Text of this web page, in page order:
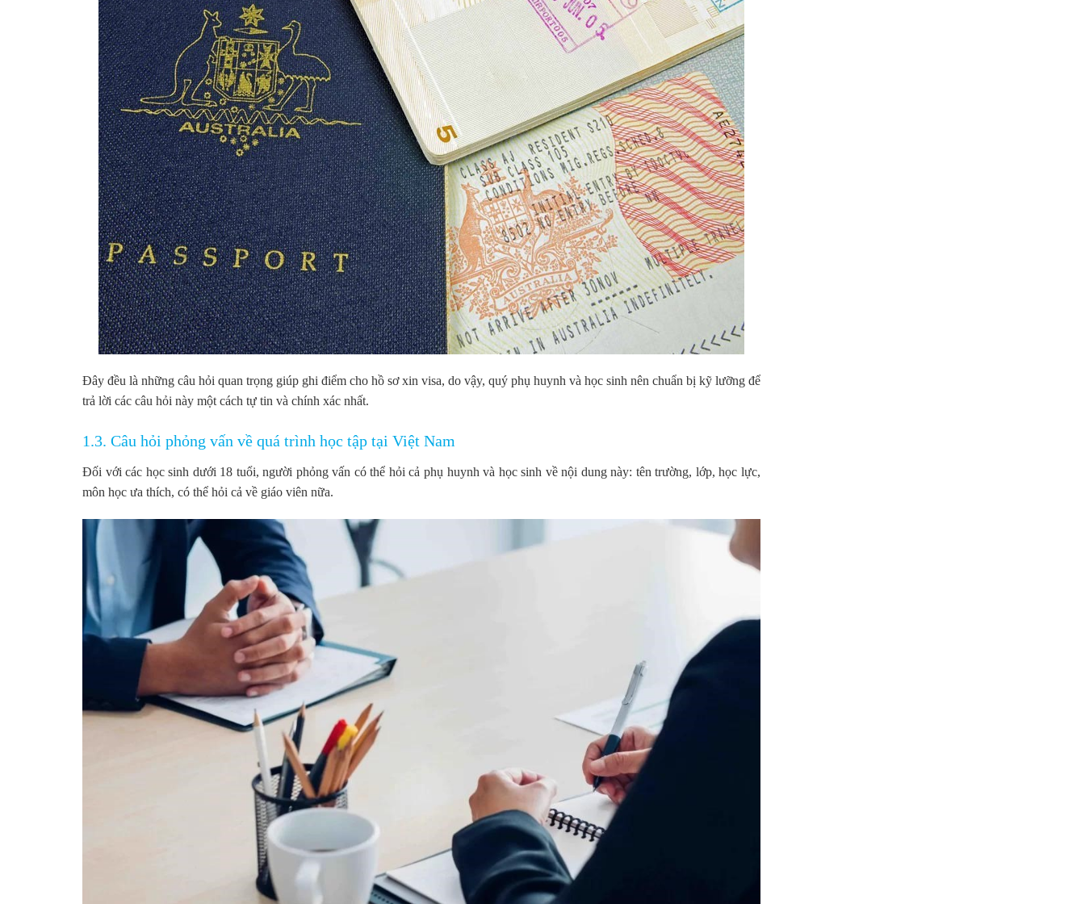
Đây đều là những câu hỏi quan trọng giúp ghi điểm cho hồ sơ xin visa, do vậy, quý phụ huynh và học sinh nên chuẩn bị kỹ lưỡng để
trả lời các câu hỏi này một cách tự tin và chính xác nhất.
1.3. Câu hỏi phỏng vấn về quá trình học tập tại Việt Nam
Đối với các học sinh dưới 18 tuổi, người phỏng vấn có thể hỏi cả phụ huynh và học sinh về nội dung này: tên trường, lớp, học lực,
môn học ưa thích, có thể hỏi cả về giáo viên nữa.